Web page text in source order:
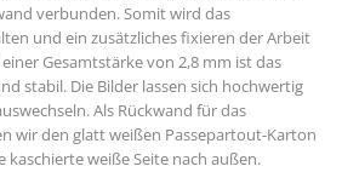
verbunden. Somit wird das
und ein zusätzliches fixieren der Arbeit
Gesamtstärke von 2,8 mm ist das
stabil. Die Bilder lassen sich hochwertig
Als Rückwand für das
wir den glatt weißen Passepartout-Karton
weiße Seite nach außen.